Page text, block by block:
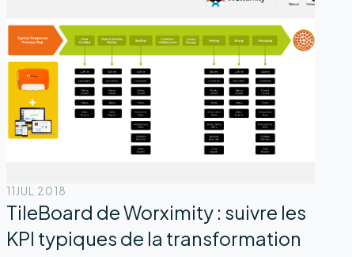
11 JUL 2018
TileBoard de Worximity : suivre les
KPI typiques de la transformation